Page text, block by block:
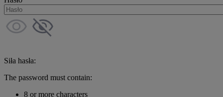
Siła hasła:
The password must contain:
8 or more characters